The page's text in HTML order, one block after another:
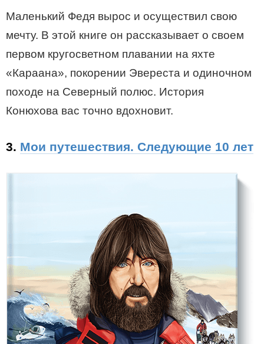
Маленький Федя вырос и осуществил свою
мечту. В этой книге он рассказывает о своем
первом кругосветном плавании на яхте
«Караана», покорении Эвереста и одиночном
походе на Северный полюс. История
Конюхова вас точно вдохновит.
3. Мои путешествия. Следующие 10 лет